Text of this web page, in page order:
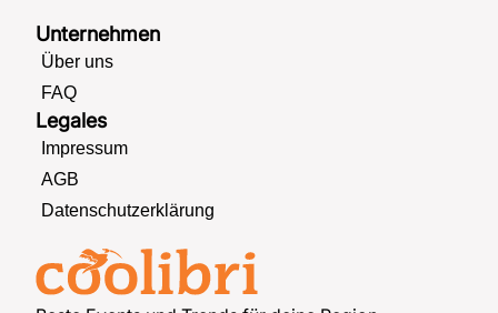
Unternehmen
Über uns
FAQ
Legales
Impressum
AGB
Datenschutzerklärung